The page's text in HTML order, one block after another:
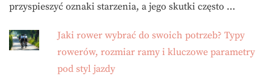
przyspieszyć oznaki starzenia, a jego skutki często …
Jaki rower wybrać do swoich potrzeb? Typy
rowerów, rozmiar ramy i kluczowe parametry
pod styl jazdy